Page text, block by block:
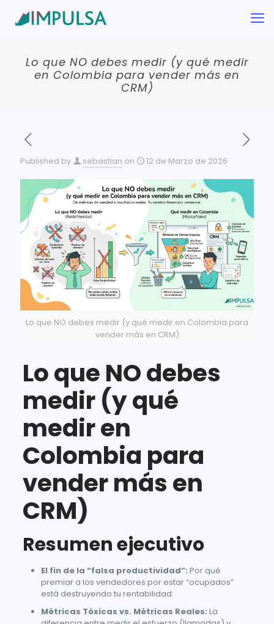
Lo que NO debes medir (y qué medir
en Colombia para vender más en
CRM)
Published by sebastian on 12 de Marzo de 2026
Lo que NO debes medir (y qué medir en Colombia para
vender más en CRM)
Lo que NO debes
medir (y qué
medir en
Colombia para
vender más en
CRM)
Resumen ejecutivo
El fin de la “falsa productividad”: Por qué
premiar a los vendedores por estar “ocupados”
está destruyendo tu rentabilidad.
Métricas Tóxicas vs. Métricas Reales: La